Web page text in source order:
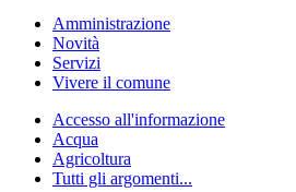
Amministrazione
Novità
Servizi
Vivere il comune
Accesso all'informazione
Acqua
Agricoltura
Tutti gli argomenti...